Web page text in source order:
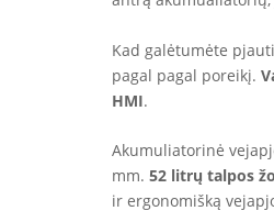
Kad galėtumėte
pagal pagal poreikį.
HMI.
Akumuliatorinė
mm. 52 litrų talpos
ir ergonomišką